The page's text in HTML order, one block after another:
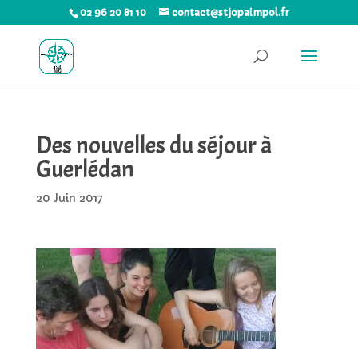
02 96 20 81 10 contact@stjopaimpol.fr
Des nouvelles du séjour à
Guerlédan
20 Juin 2017